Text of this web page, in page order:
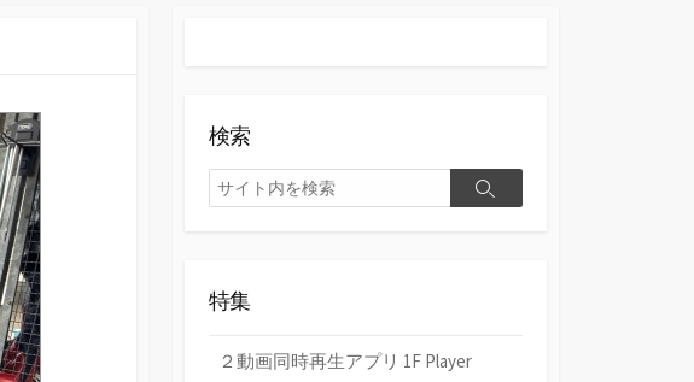
検索
検
索
検
特集
２動画同時再生アプリ 1F Player